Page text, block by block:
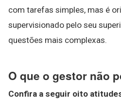
com tarefas simples, mas é
supervisionado pelo seu
questões mais complexas.
O que o gestor não
Confira a seguir oito